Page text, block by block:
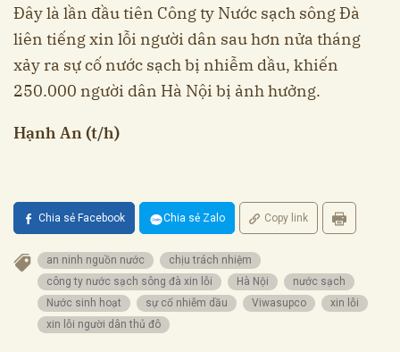
Đây là lần đầu tiên Công ty Nước sạch sông Đà
liên tiếng xin lỗi người dân sau hơn nửa tháng
xảy ra sự cố nước sạch bị nhiễm dầu, khiến
250.000 người dân Hà Nội bị ảnh hưởng.
Hạnh An (t/h)
Chia sẻ Facebook Chia sẻ Zalo Copy link
an ninh nguồn nước
chịu trách nhiệm
công ty nước sạch sông đà xin lỗi
Hà Nội
nước sạch
Nước sinh hoạt
sự cố nhiễm dầu Viwasupco
xin lỗi
xin lỗi người dân thủ đô